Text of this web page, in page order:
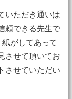
いただき通いは
頼できる先生で
がしてあって
させて頂いてお
させていただい